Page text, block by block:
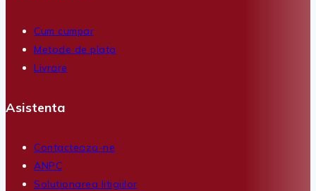
Cum cumpar
Metode de plata
Livrare
Asistenta
Contacteaza-ne
ANPC
Solutionarea litigiilor